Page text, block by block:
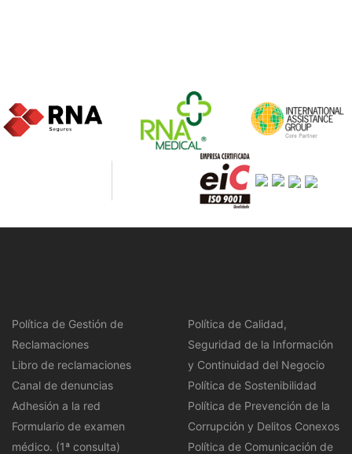
Política de Gestión de
Reclamaciones
Libro de reclamaciones
Canal de denuncias
Adhesión a la red
Formulario de examen
médico. (1ª consulta)
Política de Calidad,
Seguridad de la Información
y Continuidad del Negocio
Política de Sostenibilidad
Política de Prevención de la
Corrupción y Delitos Conexos
Política de Comunicación de